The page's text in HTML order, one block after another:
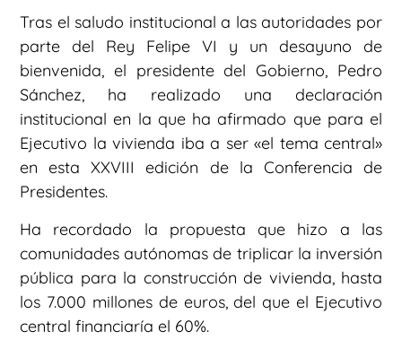
Tras el saludo institucional a las autoridades por
parte del Rey Felipe VI y un desayuno de
bienvenida, el presidente del Gobierno, Pedro
Sánchez, ha realizado una declaración
institucional en la que ha afirmado que para el
Ejecutivo la vivienda iba a ser «el tema central»
en esta XXVIII edición de la Conferencia de
Presidentes.
Ha recordado la propuesta que hizo a las
comunidades autónomas de triplicar la inversión
pública para la construcción de vivienda, hasta
los 7.000 millones de euros, del que el Ejecutivo
central financiaría el 60%.